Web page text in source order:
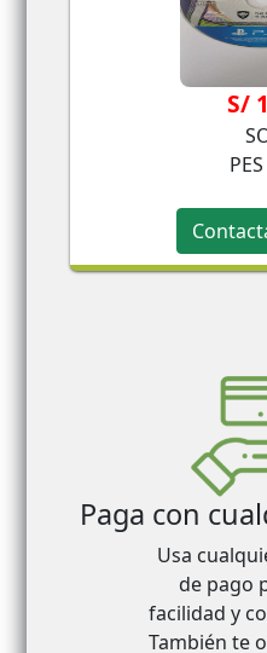
S/
Paga con
Usa
de pago
facilidad y
También te